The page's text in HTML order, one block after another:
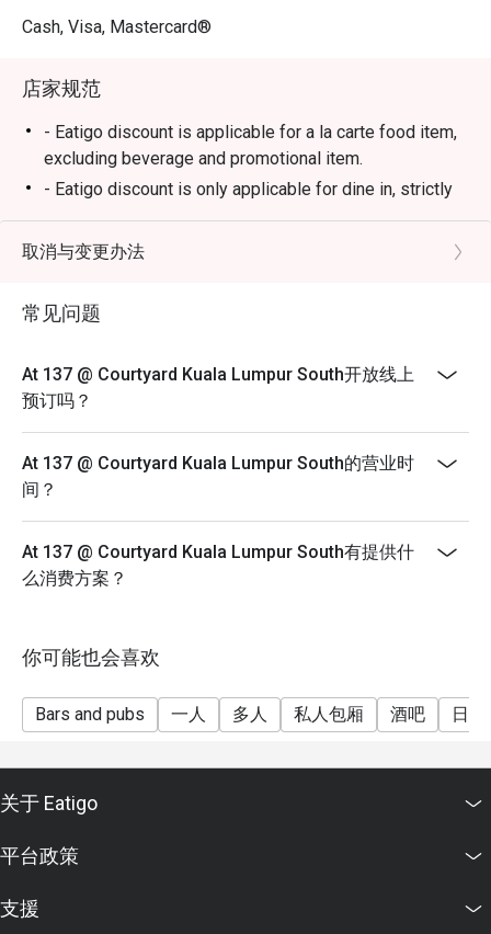
⭐ Google 评分：4.8 (根据评论)
适合情侣的私密约会、下班后的小酌时光，或一个人的精
致独处。
Cash, Visa, Mastercard®
店家规范
- Eatigo discount is applicable for a la carte food item,
excluding beverage and promotional item.
- Eatigo discount is only applicable for dine in, strictly
NOT for takeaway.
- Eatigo discount apply to the number of people stated
please edit your reservation. If you arrive with more
people than stated in your reservation you may lose
- Seating preference is subject to restaurant's
discretion. The restaurant may ask you to wait during
peak hour.
- Please show your reservation code upon arrival.
取消与变更办法
常见问题
At 137 @ Courtyard Kuala Lumpur South开放线上
预订吗？
At 137 @ Courtyard Kuala Lumpur South的营业时
间？
At 137 @ Courtyard Kuala Lumpur South有提供什
么消费方案？
你可能也会喜欢
Bars and pubs 一人 多人 私人包厢 酒吧 日
关于 Eatigo
平台政策
支援